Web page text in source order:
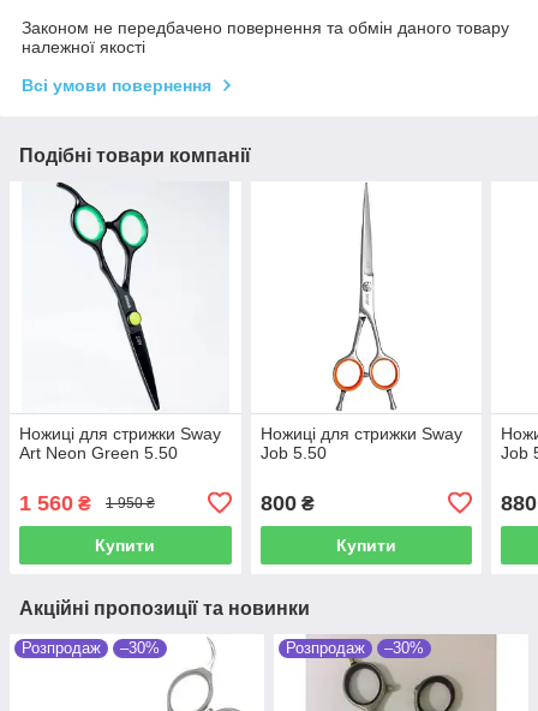
Законом не передбачено повернення та обмін даного товару
належної якості
Всі умови повернення
Подібні товари компанії
Ножиці для стрижки Sway
Art Neon Green 5.50
1 560 ₴ 1 950 ₴
Купити
Ножиці для стрижки Sway
Job 5.50
800₴
Купити
Job
880
Акційні пропозиції та новинки
Розпродаж –30% Розпродаж –30%